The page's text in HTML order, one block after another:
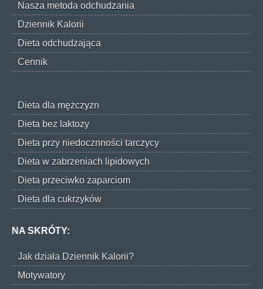
Nasza metoda odchudzania
Dziennik Kalorii
Dieta odchudzająca
Cennik
Dieta dla mężczyzn
Dieta bez laktozy
Dieta przy niedocznności tarczycy
Dieta w zabrzeniach lipidowych
Dieta przeciwko zaparciom
Dieta dla cukrzyków
NA SKRÓTY:
Jak działa Dziennik Kalorii?
Motywatory